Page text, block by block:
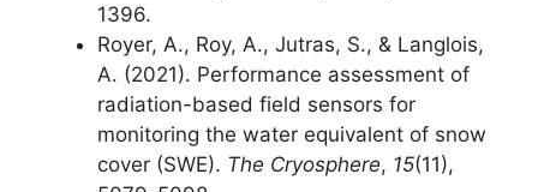
1396.
Royer, A., Roy, A., Jutras, S., & Langlois,
A. (2021). Performance assessment of
radiation-based field sensors for
monitoring the water equivalent of snow
cover (SWE). The Cryosphere, 15(11),